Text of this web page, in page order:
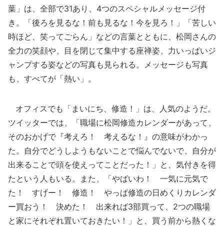
葉」は、全部で31あり、4つのスペシャルメッセージ付
き。「後ろを見るな！前も見るな！今を見ろ！」「苦しい
時ほど、笑ってごらん」などの言葉とともに、松岡さんの
全力の笑顔や、目を閉じて集中する座禅姿、力いっぱいジ
ャンプする姿などの写真も見られる。メッセージも写真
も、すべてが「熱い」。
オフィスでも「まいにち、修造！」は、人気のようだ。
ツイッターでは、「職場に松岡修造カレンダーがあって、
そのおかげで『考えろ！ 考えるな！』の意味がわかっ
た。自分でどうしようもないことで悩んでないで、自分が
出来ることで頭を使えってことだった！」と、気付きを得
たという人もいる。また、「やばいわ！ 一気に元気で
た！ すげー！ 修造！ やっぱ修造の日めくりカレンダ
ー買おう！ 決めた！ 出来れば3部買って、2つの職場
と家にそれぞれ置いておきたい！」と、買う前から熱くな